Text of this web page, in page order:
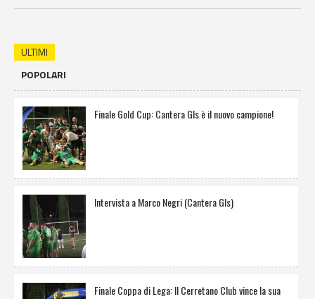
ULTIMI
POPOLARI
Finale Gold Cup: Cantera Gls è il nuovo campione!
Intervista a Marco Negri (Cantera Gls)
Finale Coppa di Lega: Il Cerretano Club vince la sua